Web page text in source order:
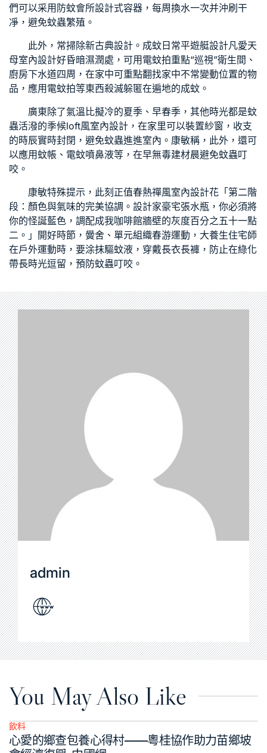
們可以采用防蚊會所設計式容器，每周換水一次并沖刷干
凈，避免蚊蟲繁殖。
此外，常掃除新古典設計 。成蚊日常平遊艇設計凡愛天
母室內設計好昏暗濕潤處，可用電蚊拍重點“巡視”衛生間、
廚房下水道四周，在家中可重點翻找家中不常變動位置的物
品，應用電蚊拍等東西殺滅躲匿在遍地的成蚊。
廣東除了氣溫比擬冷的夏季、早春季，其他時光都是蚊
蟲活潑的季候loft風室內設計 ，在家里可以裝置紗窗，收支
的時辰實時封閉，避免蚊蟲進進室內。康敏稱，此外，還可
以應用蚊帳、電蚊噴鼻液等，在早無毒建材晨避免蚊蟲叮
咬。
康敏特殊提示，此刻正值春熱禪風室內設計花「第二階
段：顏色與氣味的完美協調。 設計家豪宅張水瓶，你必須將
你的怪誕藍色，調配成我咖啡館牆壁的灰度百分之五十一點
二。」開好時節，黌舍、單元組織春游運動，大養生住宅師
在戶外運動時，要涂抹驅蚊液，穿戴長衣長褲，防止在綠化
帶長時光逗留，預防蚊蟲叮咬。
admin
You May Also Like
Posted
in
飲料
心愛的鄉查包養心得村——粵桂協作助力苗鄉坡